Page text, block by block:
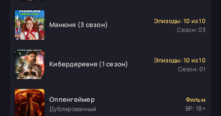
Манюня (3 сезон)
Эпизоды: 10 из 10
Сезон: 03
Кибердеревня (1 сезон)
Эпизоды: 10 из 10
Сезон: 01
Оппенгеймер
Дублированный
Фильм
ВР: 18+